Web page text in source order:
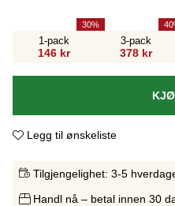
1-pack
146 kr
30
3-pack
378 kr
40
Legg til ønskeliste
Tilgjengelighet: 3-5
Handl nå – betal innen 30